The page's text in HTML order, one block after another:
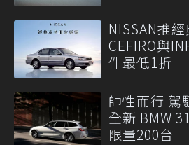
NISSAN推
CEFIRO與
件最低1折
帥性而行 駕
全新 BMW
限量200台